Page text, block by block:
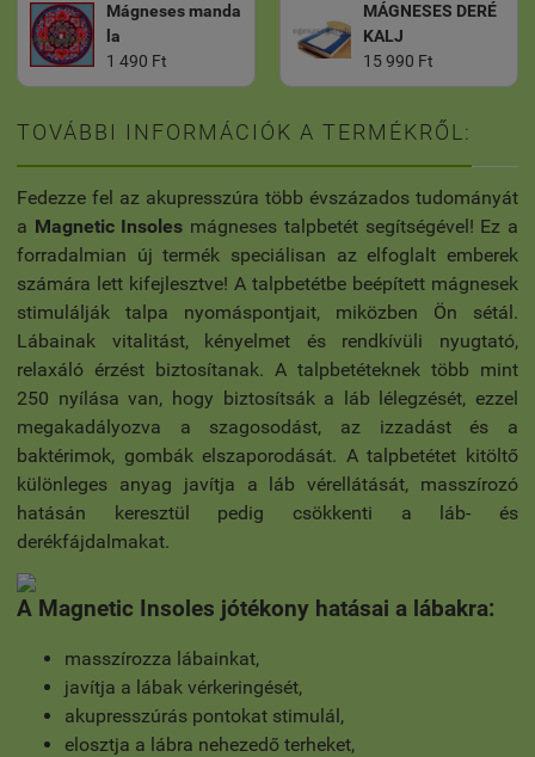
Mágneses manda
la
1 490 Ft
MÁGNESES DERÉ
KALJ
15 990 Ft
TOVÁBBI INFORMÁCIÓK A TERMÉKRŐL:
Fedezze fel az akupresszúra több évszázados tudományát
a Magnetic Insoles mágneses talpbetét segítségével! Ez a
forradalmian új termék speciálisan az elfoglalt emberek
számára lett kifejlesztve! A talpbetétbe beépített mágnesek
stimulálják talpa nyomáspontjait, miközben Ön sétál.
Lábainak vitalitást, kényelmet és rendkívüli nyugtató,
relaxáló érzést biztosítanak. A talpbetéteknek több mint
250 nyílása van, hogy biztosítsák a láb lélegzését, ezzel
megakadályozva a szagosodást, az izzadást és a
baktérimok, gombák elszaporodását. A talpbetétet kitöltő
különleges anyag javítja a láb vérellátását, masszírozó
hatásán keresztül pedig csökkenti a láb- és
derékfájdalmakat.
A Magnetic Insoles jótékony hatásai a lábakra:
masszírozza lábainkat,
javítja a lábak vérkeringését,
akupresszúrás pontokat stimulál,
elosztja a lábra nehezedő terheket,